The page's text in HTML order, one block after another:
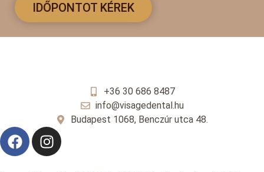
IDŐPONTOT KÉREK
+36 30 686 8487
info@visagedental.hu
Budapest 1068, Benczúr utca 48.